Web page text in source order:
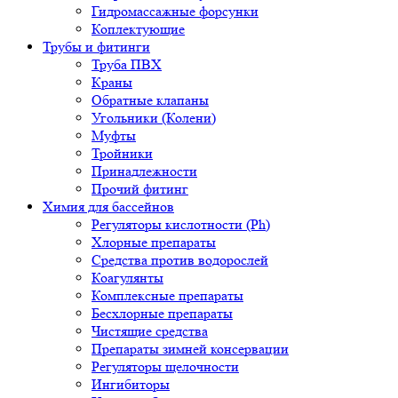
Гидромассажные форсунки
Коплектующие
Трубы и фитинги
Труба ПВХ
Краны
Обратные клапаны
Угольники (Колени)
Муфты
Тройники
Принадлежности
Прочий фитинг
Химия для бассейнов
Регуляторы кислотности (Ph)
Хлорные препараты
Средства против водорослей
Коагулянты
Комплексные препараты
Бесхлорные препараты
Чистящие средства
Препараты зимней консервации
Регуляторы щелочности
Ингибиторы